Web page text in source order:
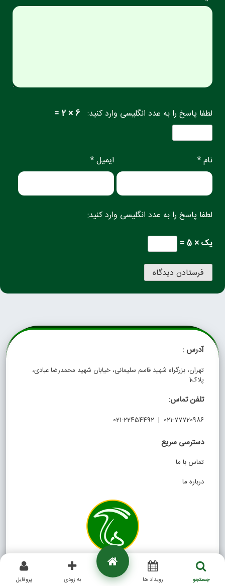
لطفا پاسخ را به عدد انگلیسی وارد کنید: 6 × 2 =
نام * ایمیل *
لطفا پاسخ را به عدد انگلیسی وارد کنید:
یک × 5 =
آدرس :
تهران، بزرگراه شهید قاسم سلیمانی، خیابان شهید محمدرضا عبادی،
پلاک1
تلفن تماس:
021-77720986 | 021-22454492
دسترسی سریع
تماس با ما
درباره ما
در شبکه های اجتماعی
جستجو رویداد ها به زودی پروفایل